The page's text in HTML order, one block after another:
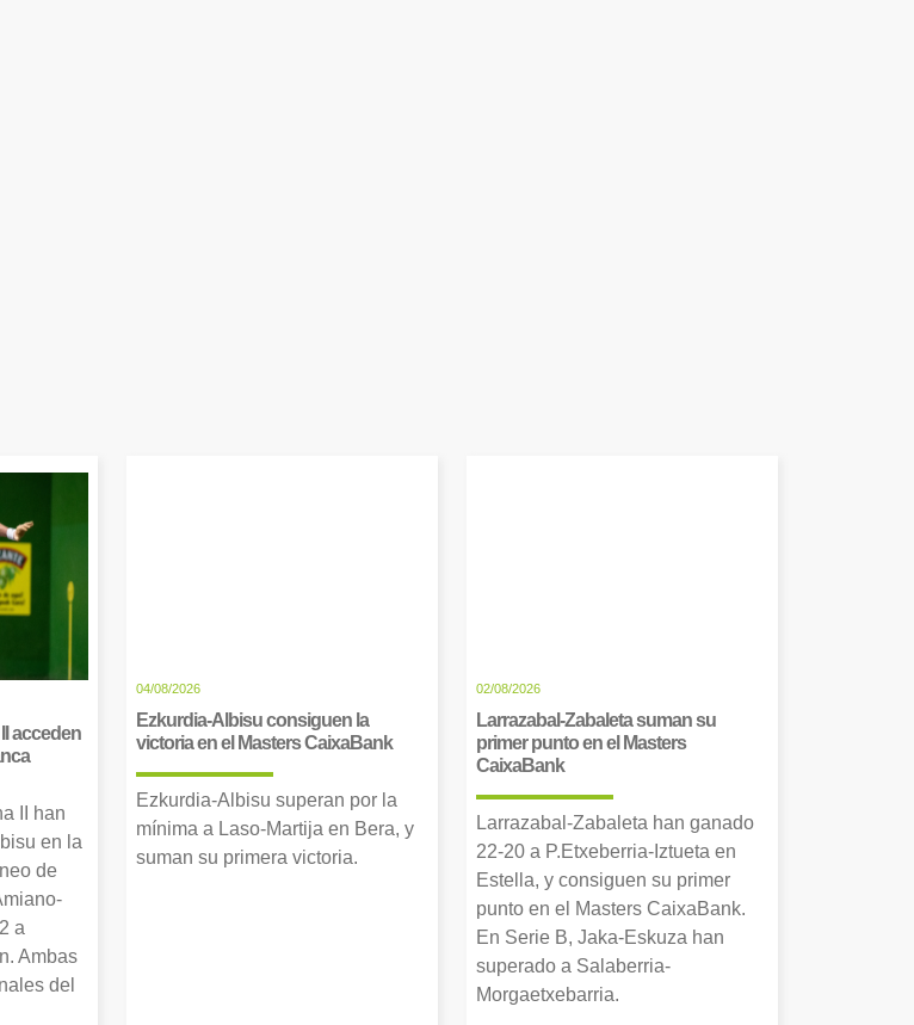
acceden
II han
en la
de
a
Ambas
del
04/08/2026
Ezkurdia-Albisu consiguen la
victoria en el Masters CaixaBank
Ezkurdia-Albisu superan por la
mínima a Laso-Martija en Bera, y
suman su primera victoria.
02/08/2026
Larrazabal-Zabaleta suman su
primer punto en el Masters
CaixaBank
Larrazabal-Zabaleta han ganado
22-20 a P.Etxeberria-Iztueta en
Estella, y consiguen su primer
punto en el Masters CaixaBank.
En Serie B, Jaka-Eskuza han
superado a Salaberria-
Morgaetxebarria.